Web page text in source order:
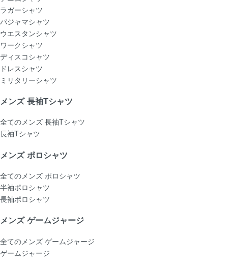
ラガーシャツ
パジャマシャツ
ウエスタンシャツ
ワークシャツ
ディスコシャツ
ドレスシャツ
ミリタリーシャツ
メンズ 長袖Tシャツ
全てのメンズ 長袖Tシャツ
長袖Tシャツ
メンズ ポロシャツ
全てのメンズ ポロシャツ
半袖ポロシャツ
長袖ポロシャツ
メンズ ゲームジャージ
全てのメンズ ゲームジャージ
ゲームジャージ